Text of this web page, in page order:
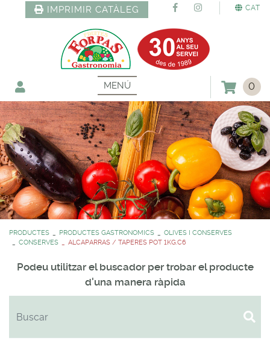
CAT
IMPRIMIR CATÀLEG
MENÚ 0
PRODUCTES PRODUCTES GASTRONOMICS
OLIVES I CONSERVES
CONSERVES
ALCAPARRAS / TAPERES POT 1KG.C6
Podeu utilitzar el buscador per trobar el producte
d'una manera ràpida